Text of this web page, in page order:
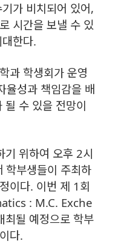
가 비치되어 있어,
시간을 보낼 수 있
한다.
과 학생회가 운영
율성과 책임감을 배
될 수 있을 전망이
위하여 오후 2시
학부생들이 주최하
이다. 이번 제 1회
: M.C. Exche
될 예정으로 학부
다.